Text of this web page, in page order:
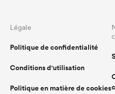
Légale
Politique de confidentialité
Conditions d'utilisation
Politique en matière de cookies